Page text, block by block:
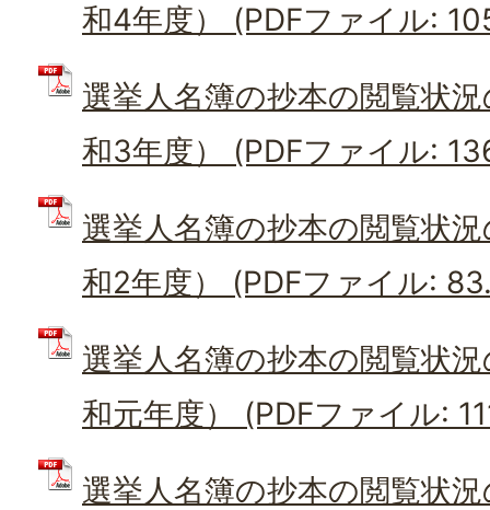
和4年度） (PDFファイル:
選挙人名簿の抄本の閲覧状
和3年度） (PDFファイル:
選挙人名簿の抄本の閲覧状
和2年度） (PDFファイル:
選挙人名簿の抄本の閲覧状
和元年度） (PDFファイル:
選挙人名簿の抄本の閲覧状